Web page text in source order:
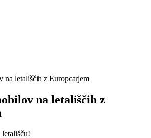
na letališčih z
letališču!